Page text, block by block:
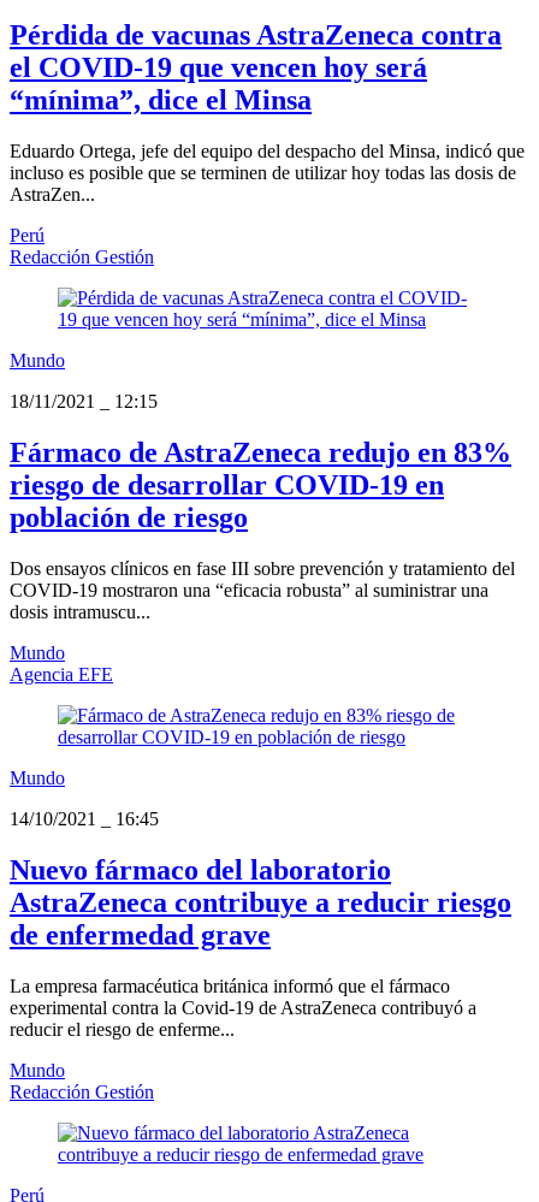
Pérdida de vacunas AstraZeneca contra
el COVID-19 que vencen hoy será
“mínima”, dice el Minsa
Eduardo Ortega, jefe del equipo del despacho del Minsa, indicó que
incluso es posible que se terminen de utilizar hoy todas las dosis de
AstraZen...
Perú
Redacción Gestión
Mundo
18/11/2021
12:15
Fármaco de AstraZeneca redujo en 83%
riesgo de desarrollar COVID-19 en
población de riesgo
Dos ensayos clínicos en fase III sobre prevención y tratamiento del
COVID-19 mostraron una “eficacia robusta” al suministrar una
dosis intramuscu...
Mundo
Agencia EFE
Mundo
14/10/2021
16:45
Nuevo fármaco del laboratorio
AstraZeneca contribuye a reducir riesgo
de enfermedad grave
La empresa farmacéutica británica informó que el fármaco
experimental contra la Covid-19 de AstraZeneca contribuyó a
reducir el riesgo de enferme...
Mundo
Redacción Gestión
Perú